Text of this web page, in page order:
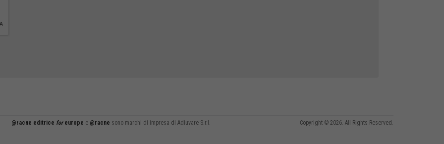
@racne editrice foreurope e @racne sono marchi di impresa di Adiuvare S.r.l. Copyright © 2026. All Rights Reserved.